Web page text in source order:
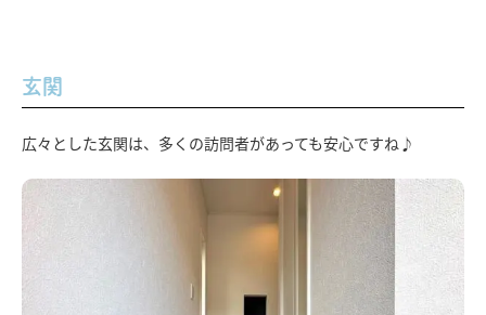
玄関
広々とした玄関は、多くの訪問者があっても安心ですね♪